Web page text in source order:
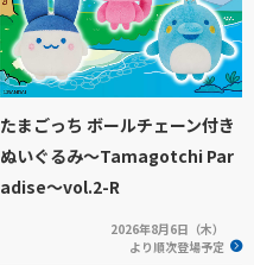
たまごっち ボールチェーン付き
ぬいぐるみ～Tamagotchi Par
adise～vol.2-R
2026年8月6日（木）
より順次登場予定